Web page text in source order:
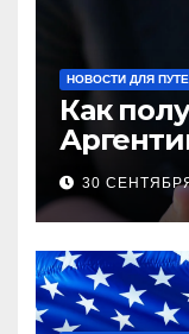
НОВОСТИ ДЛЯ
Как
30